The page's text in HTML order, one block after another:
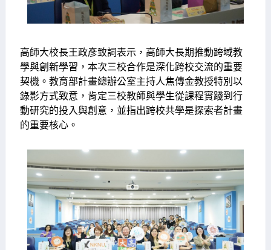
高師大校長王政彥致詞表示，高師大長期推動跨域教
學與創新學習，本次三校合作是深化跨校交流的重要
契機。教育部計畫總辦公室主持人焦傳金教授特別以
錄影方式致意，肯定三校教師與學生從課程實踐到行
動研究的投入與創意，並指出跨校共學是探索者計畫
的重要核心。